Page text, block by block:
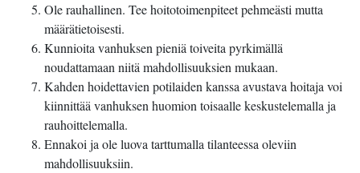
Ole rauhallinen. Tee hoitotoimenpiteet pehmeästi mutta
määrätietoisesti.
Kunnioita vanhuksen pieniä toiveita pyrkimällä
noudattamaan niitä mahdollisuuksien mukaan.
Kahden hoidettavien potilaiden kanssa avustava hoitaja voi
kiinnittää vanhuksen huomion toisaalle keskustelemalla ja
rauhoittelemalla.
Ennakoi ja ole luova tarttumalla tilanteessa oleviin
mahdollisuuksiin.